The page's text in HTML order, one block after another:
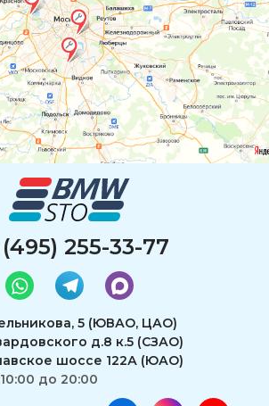
255-33-77
5 (ЮВАО, ЦАО)
д.8 к.5 (СЗАО)
шоссе 122А (ЮАО)
до 20:00